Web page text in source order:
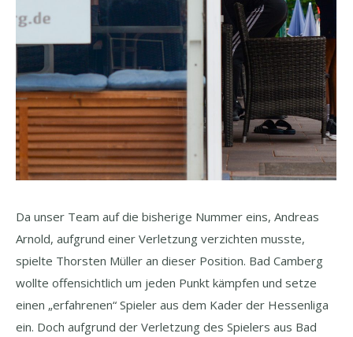
Da unser Team auf die bisherige Nummer eins, Andreas
Arnold, aufgrund einer Verletzung verzichten musste,
spielte Thorsten Müller an dieser Position. Bad Camberg
wollte offensichtlich um jeden Punkt kämpfen und setze
einen „erfahrenen“ Spieler aus dem Kader der Hessenliga
ein. Doch aufgrund der Verletzung des Spielers aus Bad